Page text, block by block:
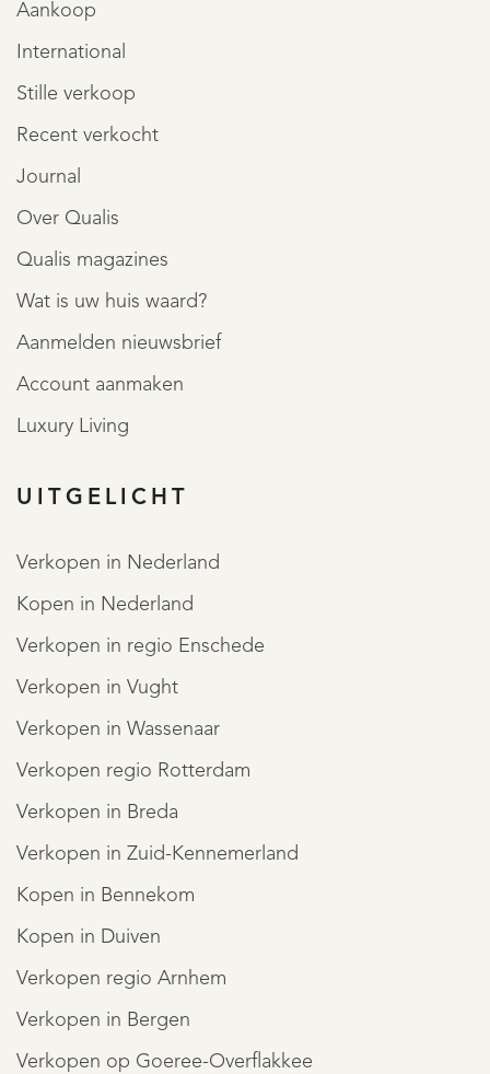
Aankoop
International
Stille verkoop
Recent verkocht
Journal
Over Qualis
Qualis magazines
Wat is uw huis waard?
Aanmelden nieuwsbrief
Account aanmaken
Luxury Living
UITGELICHT
Verkopen in Nederland
Kopen in Nederland
Verkopen in regio Enschede
Verkopen in Vught
Verkopen in Wassenaar
Verkopen regio Rotterdam
Verkopen in Breda
Verkopen in Zuid-Kennemerland
Kopen in Bennekom
Kopen in Duiven
Verkopen regio Arnhem
Verkopen in Bergen
Verkopen op Goeree-Overflakkee